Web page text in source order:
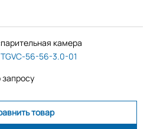
камера
56-56-3.0-01
запросу
товар